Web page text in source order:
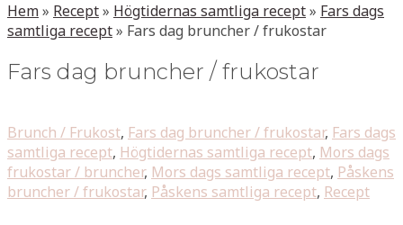
Hem» Recept» Högtidernas samtliga recept» Fars dags
samtliga recept» Fars dag bruncher / frukostar
Fars dag bruncher / frukostar
Brunch / Frukost, Fars dag bruncher / frukostar, Fars dags
samtliga recept, Högtidernas samtliga recept, Mors dags
frukostar / bruncher, Mors dags samtliga recept, Påskens
bruncher / frukostar, Påskens samtliga recept, Recept